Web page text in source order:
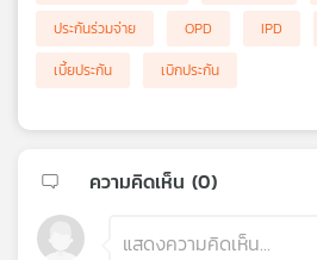
ประกันร่วมจ่าย
OPD IPD
เบี้ยประกัน
เบิกประกัน
ความคิดเห็น (0)